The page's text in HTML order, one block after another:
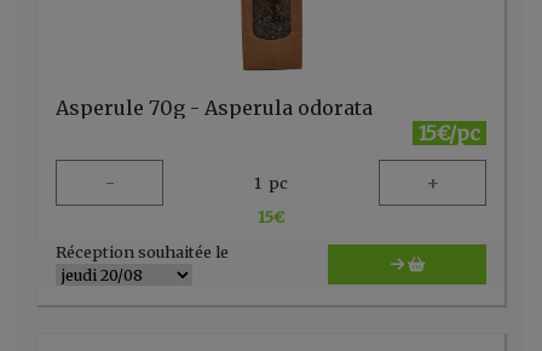
Asperule 70g - Asperula odorata
15€/pc
- 1 pc +
15€
Réception souhaitée le